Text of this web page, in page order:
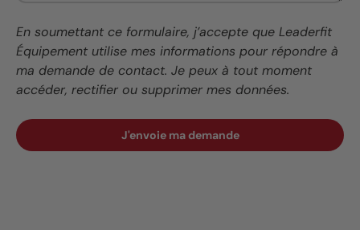
En soumettant ce formulaire, j’accepte que Leaderfit
Équipement utilise mes informations pour répondre à
ma demande de contact. Je peux à tout moment
accéder, rectifier ou supprimer mes données.
J'envoie ma demande